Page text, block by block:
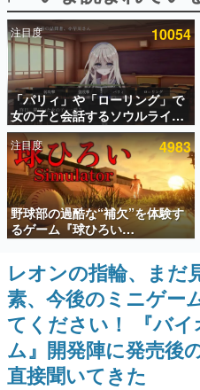
ピックアップ
電ファミのいま読まれている記
アプリセール情報
インタビュー
連載・特集一覧
殿堂入り記事
SNS拡散数が数千以
ど。多くの人々に読
事をまとめました。
ゲームの企画書
名作ゲームクリエイ
聞きし、ヒットする
きます。
赫本
この物語を解いては
の形をした短編ホラ
注目度 10054
「パリィ」や「ローリング」で
女の子と会話するソウルライク
恋愛ゲーム『小早川さんはソウ
ルライク』無料公開。返事に失
敗すると「YOU DIED」
注目度 4983
野球部の過酷な“補欠”を体験す
るゲーム『球ひろい
Simulator』が「1件」のウィッ
シュリストをもとにチェコ語に
対応しSNSで話題に。『キング
ダム・カム』開発元やチェコの
プロ野球選手から称賛の声
レオンの指輪、まだ
素、今後のミニゲー
てください！ 『バ
ム』開発陣に発売後
直接聞いてきた